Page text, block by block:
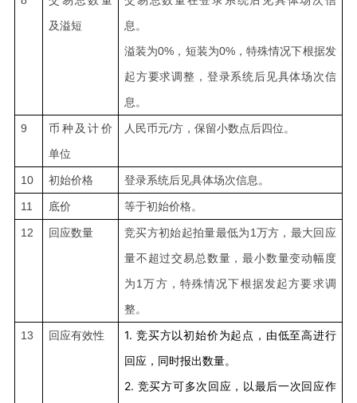
及溢短
息。
溢装为0%，短装为0%，特殊情况下根据发
起方要求调整，登录系统后见具体场次信
息。
9
币种及计价
单位
人民币元/方，保留小数点后四位。
10 初始价格 登录系统后见具体场次信息。
11 底价 等于初始价格。
12 回应数量
竞买方初始起拍量最低为1万方，最大回应
量不超过交易总数量，最小数量变动幅度
为1万方，特殊情况下根据发起方要求调
整。
13 回应有效性 1. 竞买方以初始价为起点，由低至高进行
回应，同时报出数量。
2. 竞买方可多次回应，以最后一次回应作